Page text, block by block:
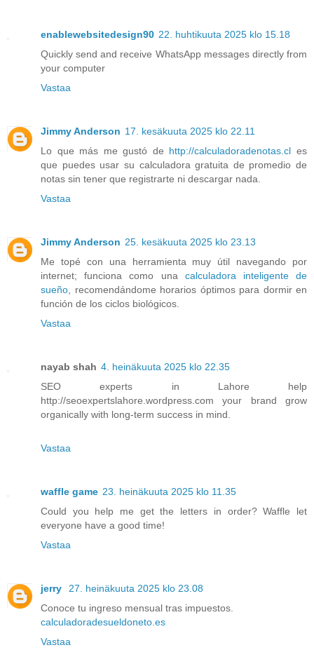
enablewebsitedesign90 22. huhtikuuta 2025 klo 15.18
Quickly send and receive WhatsApp messages directly from
your computer
Vastaa
Jimmy Anderson 17. kesäkuuta 2025 klo 22.11
Lo que más me gustó de http://calculadoradenotas.cl es
que puedes usar su calculadora gratuita de promedio de
notas sin tener que registrarte ni descargar nada.
Vastaa
Jimmy Anderson 25. kesäkuuta 2025 klo 23.13
Me topé con una herramienta muy útil navegando por
internet; funciona como una calculadora inteligente de
sueño, recomendándome horarios óptimos para dormir en
función de los ciclos biológicos.
Vastaa
nayab shah 4. heinäkuuta 2025 klo 22.35
SEO experts in Lahore help
http://seoexpertslahore.wordpress.com your brand grow
organically with long-term success in mind.
Vastaa
waffle game 23. heinäkuuta 2025 klo 11.35
Could you help me get the letters in order? Waffle let
everyone have a good time!
Vastaa
jerry
27. heinäkuuta 2025 klo 23.08
Conoce tu ingreso mensual tras impuestos.
calculadoradesueldoneto.es
Vastaa